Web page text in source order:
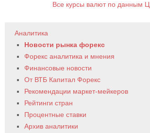
Все курсы валют по данным
Аналитика
Новости рынка форекс
Форекс аналитика и мнения
Финансовые новости
От ВТБ Капитал Форекс
Рекомендации маркет-мейкеров
Рейтинги стран
Процентные ставки
Архив аналитики